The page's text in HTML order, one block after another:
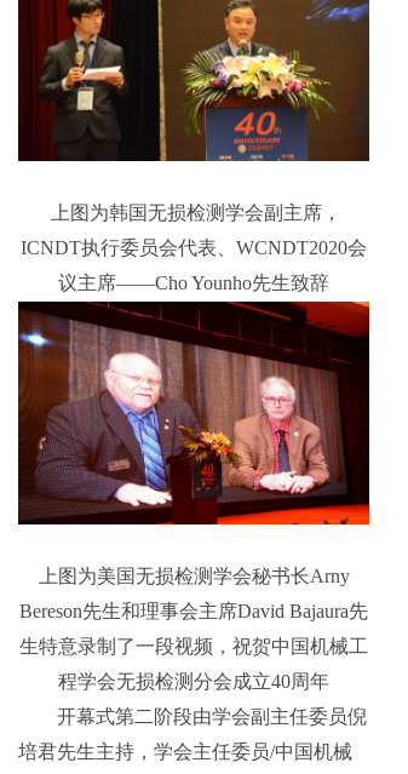
上图为韩国无损检测学会副主席，
ICNDT执行委员会代表、WCNDT2020会
议主席——Cho Younho先生致辞
上图为美国无损检测学会秘书长Arny
Bereson先生和理事会主席David Bajaura先
生特意录制了一段视频，祝贺中国机械工
程学会无损检测分会成立40周年
开幕式第二阶段由学会副主任委员倪
培君先生主持，学会主任委员/中国机械